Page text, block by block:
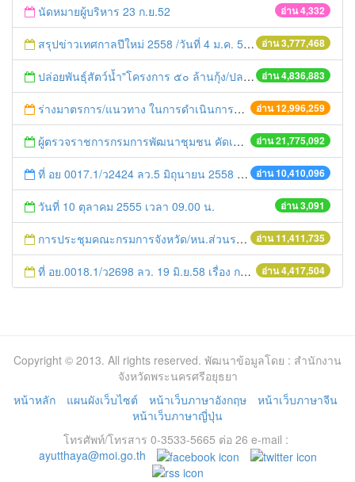
อ่าน 4,332
นัดหมายผู้บริหาร 23 ก.ย.52
อ่าน 3,777,468
สรุปข่าวเทศกาลปีใหม่ 2558 /วันที่ 4 ม.ค. 58
อ่าน 4,836,883
ปล่อยพันธุ์สัตว์น้ำ"โครงการ ๕๐ ล้านกุ้ง/ปลา ฟื้นชีวิตใหม่ให้เจ้าพระยา
อ่าน 12,996,259
ร่างมาตรการ/แนวทาง ในการดำเนินการประกอบการตรวจราชการแบบบูรณาการ
อ่าน 21,775,092
ผู้ตรวจราชการกรมการพัฒนาชุมชน คัดเลือกข้าราชการและลูกจ้างดีเด่น และหน่วยงานพัฒนาชุมชนใสสะอาด ประจำปี ๒๕๕๔
อ่าน 10,410,096
ที่ อย 0017.1/ว2424 ลว.5 มิถุนายน 2558 เรื่อง แจ้งกำหนดตรวจประเมินและให้คะแนนหน่วยงานที่สมัครเข้าร่วมโครงการพัฒนาหน่วยงานต้นแบบในการจัดตั้งศูนย์ข้อมูลข่าวสารของราชการฯ ประจำปีงบประมาณ พ.ศ. 2558
อ่าน 3,091
วันที่ 10 ตุลาคม 2555 เวลา 09.00 น.
อ่าน 11,411,735
การประชุมคณะกรมการจังหวัด/หน.ส่วนราชการประจำเดือน มิถุนายน 2558
อ่าน 4,417,504
ที่ อย.0018.1/ว2698 ลว. 19 มิ.ย.58 เรื่อง การแก้ไขปัญหาหนี้สินให้แก่เกษตรกร
Copyright © 2013. All rights reserved. พัฒนาข้อมูลโดย : สำนักงาน
จังหวัดพระนครศรีอยุธยา
หน้าหลัก
แผนผังเว็บไซต์ หน้าเว็บภาษาอังกฤษ
หน้าเว็บภาษาจีน
หน้าเว็บภาษาญี่ปุ่น
โทรศัพท์/โทรสาร 0-3533-5665 ต่อ 26 e-mail :
ayutthaya@moi.go.th